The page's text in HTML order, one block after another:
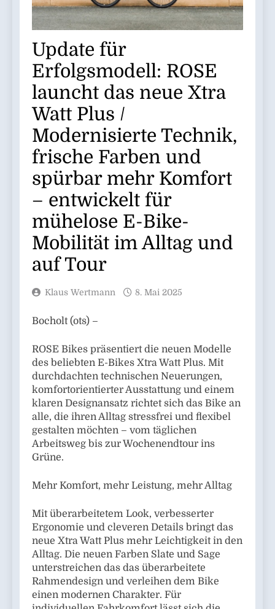
Update für
Erfolgsmodell: ROSE
launcht das neue Xtra
Watt Plus /
Modernisierte Technik,
frische Farben und
spürbar mehr Komfort
– entwickelt für
mühelose E-Bike-
Mobilität im Alltag und
auf Tour
Klaus Wertmann 8. Mai 2025
Bocholt (ots) –
ROSE Bikes präsentiert die neuen Modelle
des beliebten E-Bikes Xtra Watt Plus. Mit
durchdachten technischen Neuerungen,
komfortorientierter Ausstattung und einem
klaren Designansatz richtet sich das Bike an
alle, die ihren Alltag stressfrei und flexibel
gestalten möchten – vom täglichen
Arbeitsweg bis zur Wochenendtour ins
Grüne.
Mehr Komfort, mehr Leistung, mehr Alltag
Mit überarbeitetem Look, verbesserter
Ergonomie und cleveren Details bringt das
neue Xtra Watt Plus mehr Leichtigkeit in den
Alltag. Die neuen Farben Slate und Sage
unterstreichen das das überarbeitete
Rahmendesign und verleihen dem Bike
einen modernen Charakter. Für